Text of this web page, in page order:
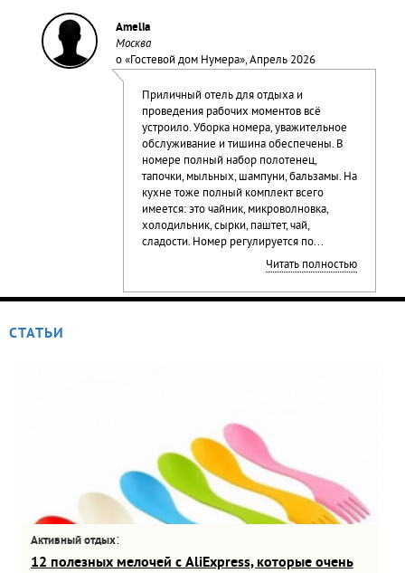
Amelia
Москва
о «Гостевой дом Нумера», Апрель 2026
Приличный отель для отдыха и
проведения рабочих моментов всё
устроило. Уборка номера, уважительное
обслуживание и тишина обеспечены. В
номере полный набор полотенец,
тапочки, мыльных, шампуни, бальзамы. На
кухне тоже полный комплект всего
имеется: это чайник, микроволновка,
холодильник, сырки, паштет, чай,
сладости. Номер регулируется по...
Читать полностью
СТАТЬИ
Активный отдых:
12 полезных мелочей с AliExpress, которые очень